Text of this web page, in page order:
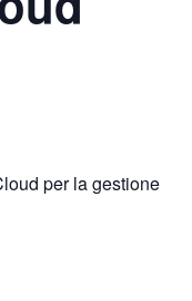
per la gestione